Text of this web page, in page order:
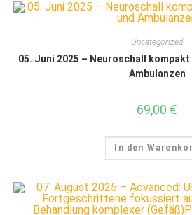
Uncategorized
05. Juni 2025 – Neuroschall
Ambulanzen
69,00 €
In den